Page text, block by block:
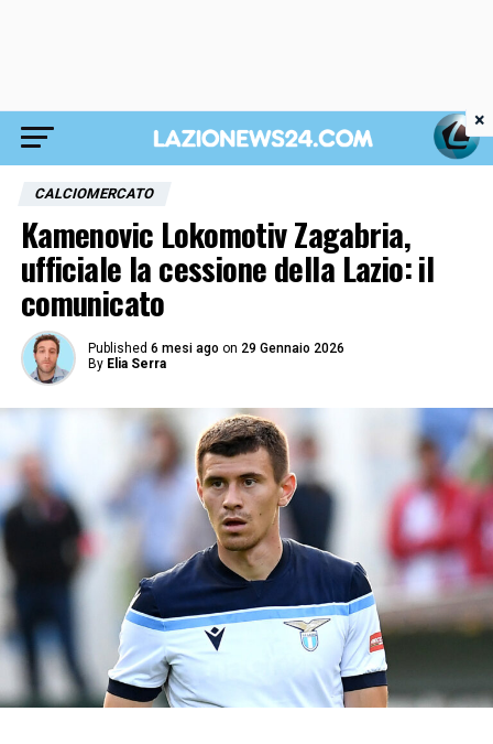
CALCIOMERCATO
Kamenovic Lokomotiv Zagabria,
ufficiale la cessione della Lazio: il
comunicato
Published 6 mesi ago on 29 Gennaio 2026
By Elia Serra
×